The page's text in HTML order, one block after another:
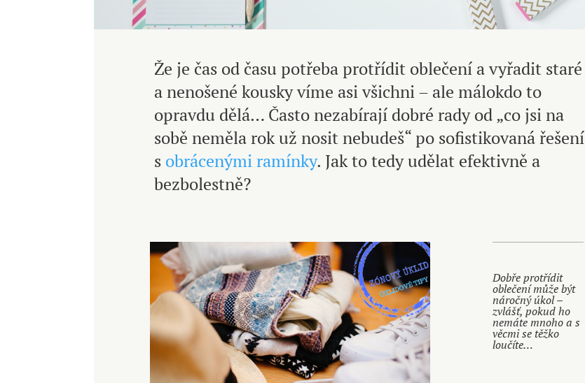
Že je čas od času potřeba protřídit oblečení a vyřadit staré
a nenošené kousky víme asi všichni – ale málokdo to
opravdu dělá… Často nezabírají dobré rady od „co jsi na
sobě neměla rok už nosit nebudeš“ po sofistikovaná řešení
s obrácenými ramínky. Jak to tedy udělat efektivně a
bezbolestně?
Dobře protřídit
oblečení může být
náročný úkol –
zvlášť, pokud ho
nemáte mnoho a s
věcmi se těžko
loučíte…